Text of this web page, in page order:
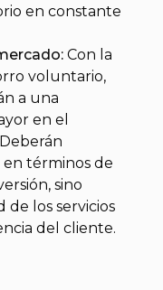
en constante
Con la
voluntario,
a una
en el
en términos de
sino
de los servicios
del cliente.